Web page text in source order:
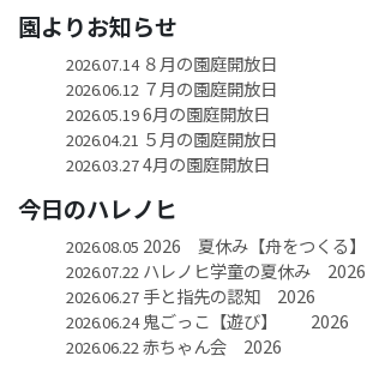
園よりお知らせ
2026.07.14８月の園庭開放日
2026.06.12 ７月の園庭開放日
2026.05.196月の園庭開放日
2026.04.21 ５月の園庭開放日
2026.03.274月の園庭開放日
今日のハレノヒ
2026.08.05 2026 夏休み【舟をつくる】
2026.07.22 ハレノヒ学童の夏休み 2026
2026.06.27手と指先の認知 2026
2026.06.24鬼ごっこ【遊び】 2026
2026.06.22赤ちゃん会 2026